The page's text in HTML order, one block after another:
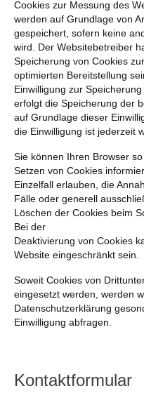
Cookies zur Messung des
werden auf Grundlage von
gespeichert, sofern keine
wird. Der Websitebetreiber
Speicherung von Cookies
optimierten Bereitstellung
Einwilligung zur
erfolgt die Speicherung der
auf Grundlage dieser
die Einwilligung ist jederzeit
Sie können Ihren Browser
Setzen von Cookies
Einzelfall erlauben, die
Fälle oder generell
Löschen der Cookies beim
Bei der
Deaktivierung von Cookies
Website eingeschränkt sein.
Soweit Cookies von
eingesetzt werden, werden
Datenschutzerklärung
Einwilligung abfragen.
Kontaktformular